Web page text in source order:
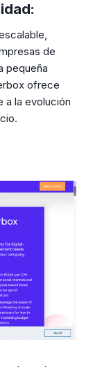
de
pequeña
ofrece
a la evolución